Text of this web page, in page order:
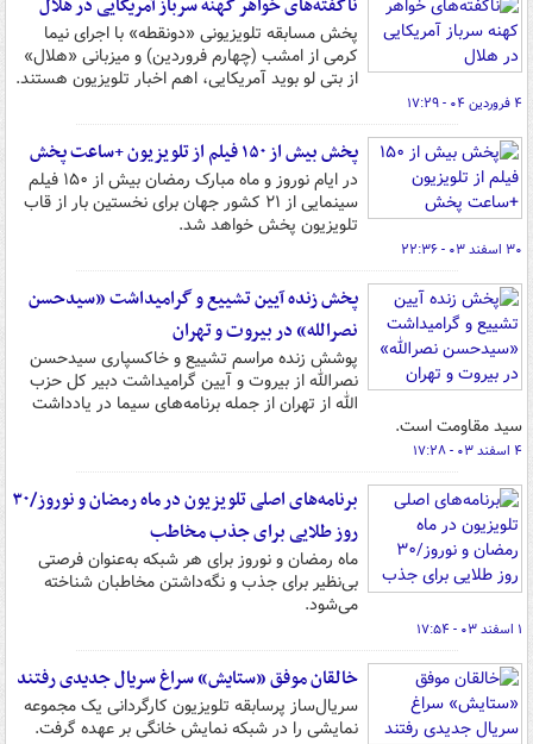
پخش مسابقه تلویزیونی «دونقطه» با اجرای نیما
کرمی از امشب (چهارم فروردین‌) و میزبانی «هلال»
از بتی لو بوید آمریکایی، اهم اخبار تلویزیون هستند.
۴ فروردین ۰۴ - ۱۷:۲۹
پخش بیش از ۱۵۰ فیلم از تلویزیون +ساعت پخش
در ایام نوروز و ماه مبارک رمضان بیش از ۱۵۰ فیلم
سینمایی از ۲۱ کشور جهان برای نخستین بار از قاب
تلویزیون پخش خواهد شد.
۳۰ اسفند ۰۳ - ۲۲:۳۶
پخش زنده آیین تشییع و گرامیداشت «سیدحسن
نصرالله» در بیروت و تهران
پوشش زنده مراسم تشییع و خاکسپاری سیدحسن
نصرالله از بیروت و آیین گرامیداشت دبیر کل حزب
الله از تهران از جمله برنامه‌های سیما در یادداشت
سید مقاومت است.
۴ اسفند ۰۳ - ۱۷:۲۸
برنامه‌های اصلی تلویزیون در ماه رمضان و نوروز/۳۰
روز طلایی برای جذب مخاطب
ماه رمضان و نوروز برای هر شبکه به‌عنوان فرصتی
بی‌نظیر برای جذب و نگه‌داشتن مخاطبان شناخته
می‌شود.
۱ اسفند ۰۳ - ۱۷:۵۴
خالقان موفق «ستایش» سراغ سریال جدیدی رفتند
سریال‌ساز پرسابقه تلویزیون کارگردانی یک مجموعه
نمایشی را در شبکه نمایش خانگی بر عهده گرفت.